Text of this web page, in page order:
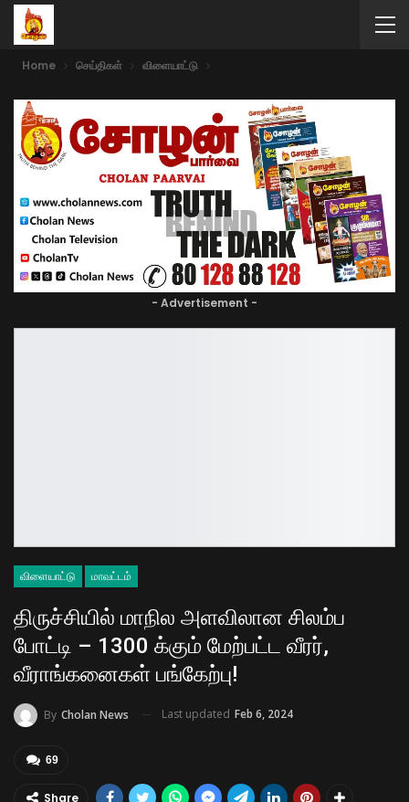
Home செய்திகள் விளையாட்டு
- Advertisement -
விளையாட்டு மாவட்டம்
திருச்சியில் மாநில அளவிலான சிலம்ப
போட்டி – 1300 க்கும் மேற்பட்ட வீரர்,
வீராங்கனைகள் பங்கேற்பு!
By Cholan News Last updated Feb 6, 2024
69
Share